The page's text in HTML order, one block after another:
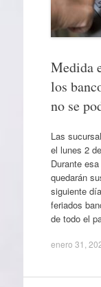
Medida
los
no se
Las
el lunes 2
Durante
quedarán
siguiente
feriados
de todo el
enero 31,